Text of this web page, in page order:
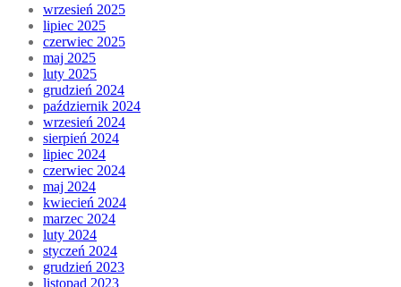
wrzesień 2025
lipiec 2025
czerwiec 2025
maj 2025
luty 2025
grudzień 2024
październik 2024
wrzesień 2024
sierpień 2024
lipiec 2024
czerwiec 2024
maj 2024
kwiecień 2024
marzec 2024
luty 2024
styczeń 2024
grudzień 2023
listopad 2023